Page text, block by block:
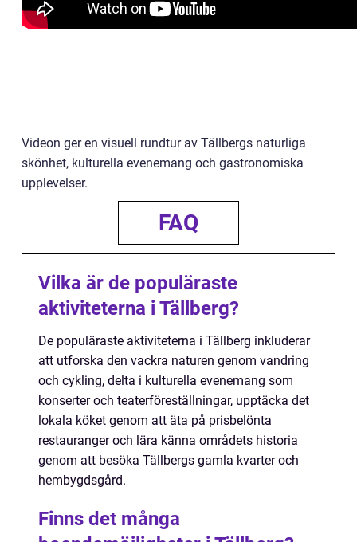
Videon ger en visuell rundtur av Tällbergs naturliga
skönhet, kulturella evenemang och gastronomiska
upplevelser.
FAQ
Vilka är de populäraste
aktiviteterna i Tällberg?
De populäraste aktiviteterna i Tällberg inkluderar
att utforska den vackra naturen genom vandring
och cykling, delta i kulturella evenemang som
konserter och teaterföreställningar, upptäcka det
lokala köket genom att äta på prisbelönta
restauranger och lära känna områdets historia
genom att besöka Tällbergs gamla kvarter och
hembygdsgård.
Finns det många